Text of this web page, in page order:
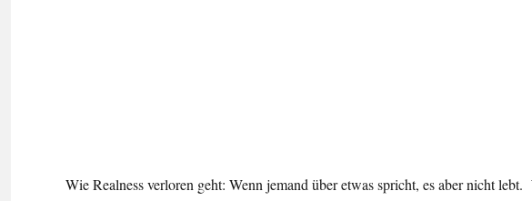
Wie Realness verloren geht: Wenn jemand über etwas spricht, es aber nicht